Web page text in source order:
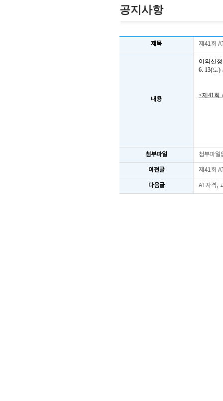
공지사항
제목 제41회
내용
이의신
6. 13(토)
<제41회
첨부파일 첨부파일
이전글 제41회
다음글 AT자격,